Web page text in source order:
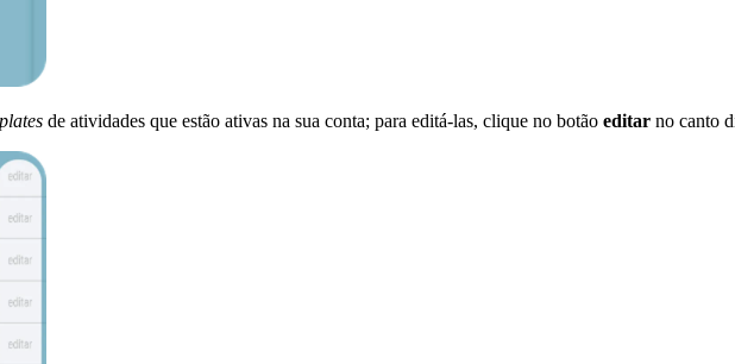
de atividades que estão ativas na sua conta; para editá-las, clique no botão editar no canto